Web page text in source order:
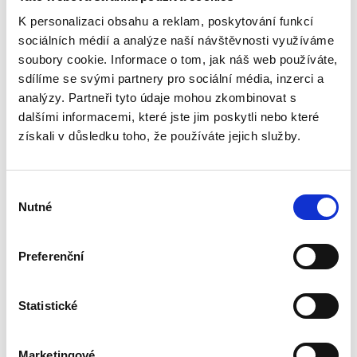
K personalizaci obsahu a reklam, poskytování funkcí
sociálních médií a analýze naší návštěvnosti využíváme
soubory cookie. Informace o tom, jak náš web používáte,
sdílíme se svými partnery pro sociální média, inzerci a
analýzy. Partneři tyto údaje mohou zkombinovat s
dalšími informacemi, které jste jim poskytli nebo které
získali v důsledku toho, že používáte jejich služby.
souhlasu
Nutné
Preferenční
Statistické
Samozřejmě v nabídce jsou i nadále krásně
kvetoucí a voňavé anglické růže“David
Austin”– keřové či pnoucí. Svými květy a
vůní Vám budou dělat radost.
Stále je možné nahlédnou, vybírat či objednávat
na našem webu:
é odesílání objednávek a prodej bude opět možný